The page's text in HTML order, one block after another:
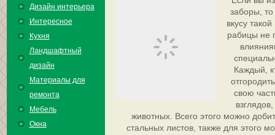
Дизайн интерьера
Интересное
Кухня
Ландшафтный
дизайн
Материалы для
ремонта
Мебель
Окна
заборы,
вкусу
рабицы не
Каждый,
свою
животных. Всего этого можно
стальных листов, также для этого